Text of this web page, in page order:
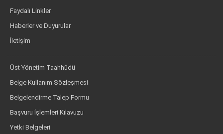
Faydalı Linkler
Haberler ve Duyurular
İletişim
Üst Yönetim Taahhüdü
Belge Kullanım Sözleşmesi
Belgelendirme Talep Formu
Başvuru İşlemleri Kılavuzu
Yetki Belgeleri